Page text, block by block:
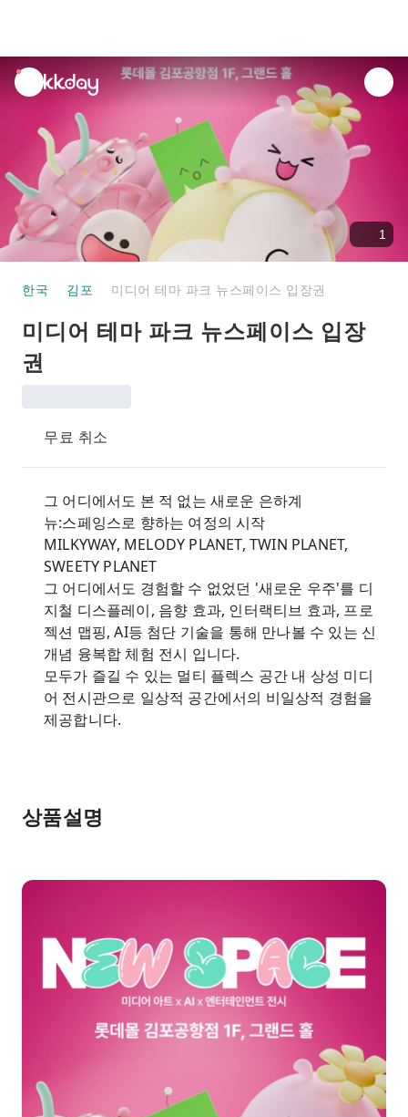
unread
notifications
1
한국 김포 미디어 테마 파크 뉴스페이스 입장권
미디어 테마 파크 뉴스페이스 입장
권
무료 취소
그 어디에서도 본 적 없는 새로운 은하계
뉴:스페잉스로 향하는 여정의 시작
MILKYWAY, MELODY PLANET, TWIN PLANET,
SWEETY PLANET
그 어디에서도 경험할 수 없었던 '새로운 우주'를 디
지철 디스플레이, 음향 효과, 인터랙티브 효과, 프로
젝션 맵핑, AI등 첨단 기술을 통해 만나볼 수 있는 신
개념 융복합 체험 전시 입니다.
모두가 즐길 수 있는 멀티 플렉스 공간 내 상성 미디
어 전시관으로 일상적 공간에서의 비일상적 경험을
제공합니다.
상품설명